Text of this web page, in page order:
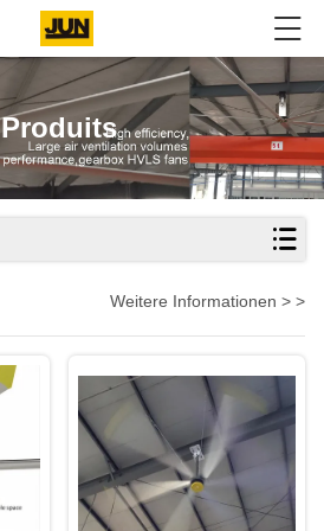
Produits
Weitere Informationen > >